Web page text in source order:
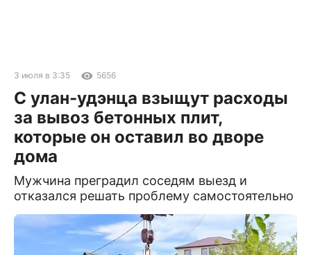
3 июля в 3:35 5656
С улан-удэнца взыщут расходы
за вывоз бетонных плит,
которые он оставил во дворе
дома
Мужчина преградил соседям выезд и
отказался решать проблему самостоятельно